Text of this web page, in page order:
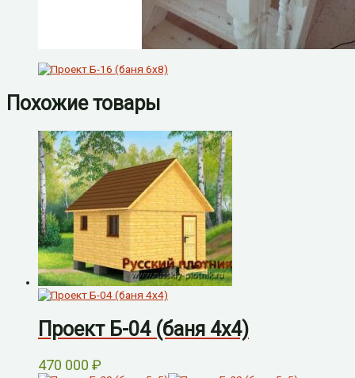
Похожие товары
Проект Б-04 (баня 4х4)
470 000 ₽